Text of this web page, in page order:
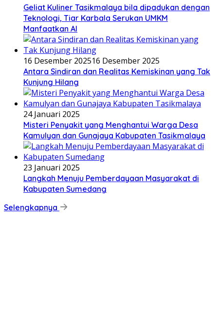
Geliat Kuliner Tasikmalaya bila dipadukan dengan
Teknologi, Tiar Karbala Serukan UMKM
Manfaatkan AI
16 Desember 202516 Desember 2025
Antara Sindiran dan Realitas Kemiskinan yang Tak
Kunjung Hilang
24 Januari 2025
Misteri Penyakit yang Menghantui Warga Desa
Kamulyan dan Gunajaya Kabupaten Tasikmalaya
23 Januari 2025
Langkah Menuju Pemberdayaan Masyarakat di
Kabupaten Sumedang
Selengkapnya